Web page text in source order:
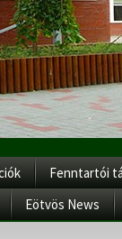
Fenntartói
Eötvös News